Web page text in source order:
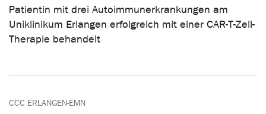
Patientin mit drei Autoimmunerkrankungen am
Uniklinikum Erlangen erfolgreich mit einer CAR-T-Zell-
Therapie behandelt
CCC ERLANGEN-EMN